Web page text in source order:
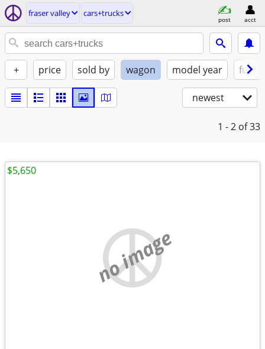
fraser valley cars+trucks
post acct
+ price sold by wagon model year fuel
newest
1 - 2 of 33
no image
$5,650